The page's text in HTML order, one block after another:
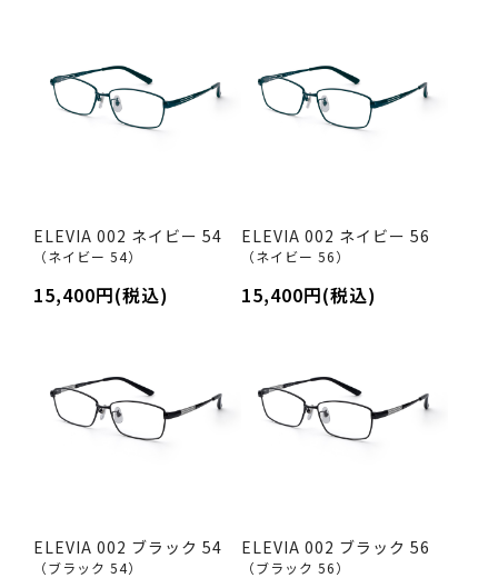
ELEVIA 002 ネイビー 54
（ネイビー 54）
15,400円(税込)
ELEVIA 002 ネイビー 56
（ネイビー 56）
15,400円(税込)
ELEVIA 002 ブラック 54
（ブラック 54）
ELEVIA 002 ブラック 56
（ブラック 56）